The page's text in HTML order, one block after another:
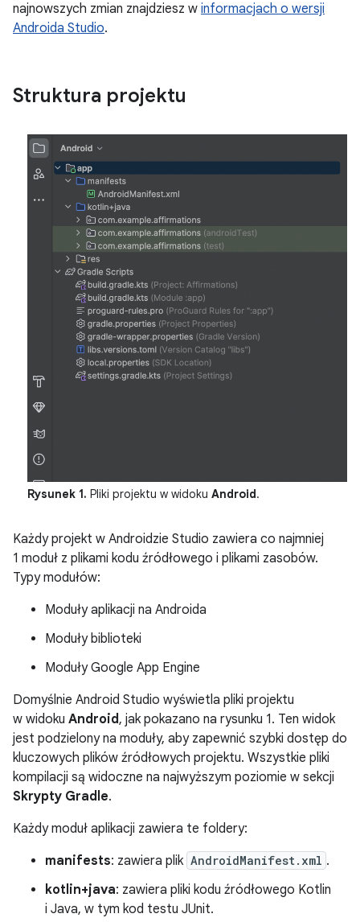
najnowszych zmian znajdziesz w informacjach o wersji
Androida Studio.
Struktura projektu
Rysunek 1. Pliki projektu w widoku Android.
Każdy projekt w Androidzie Studio zawiera co najmniej
1 moduł z plikami kodu źródłowego i plikami zasobów.
Typy modułów:
Moduły aplikacji na Androida
Moduły biblioteki
Moduły Google App Engine
Domyślnie Android Studio wyświetla pliki projektu
w widoku Android , jak pokazano na rysunku 1. Ten widok
jest podzielony na moduły, aby zapewnić szybki dostęp do
kluczowych plików źródłowych projektu. Wszystkie pliki
kompilacji są widoczne na najwyższym poziomie w sekcji
Skrypty Gradle.
Każdy moduł aplikacji zawiera te foldery:
manifests: zawiera plik AndroidManifest.xml .
kotlin+java: zawiera pliki kodu źródłowego Kotlin
i Java, w tym kod testu JUnit.